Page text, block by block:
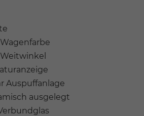
Auspuffanlage
ausgelegt